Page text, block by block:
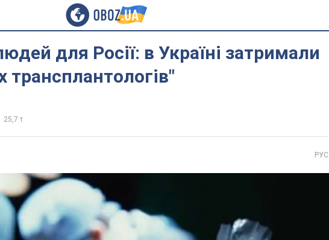
для Росії: в Україні затримали
трансплантологів"
25,7 т.
РУС